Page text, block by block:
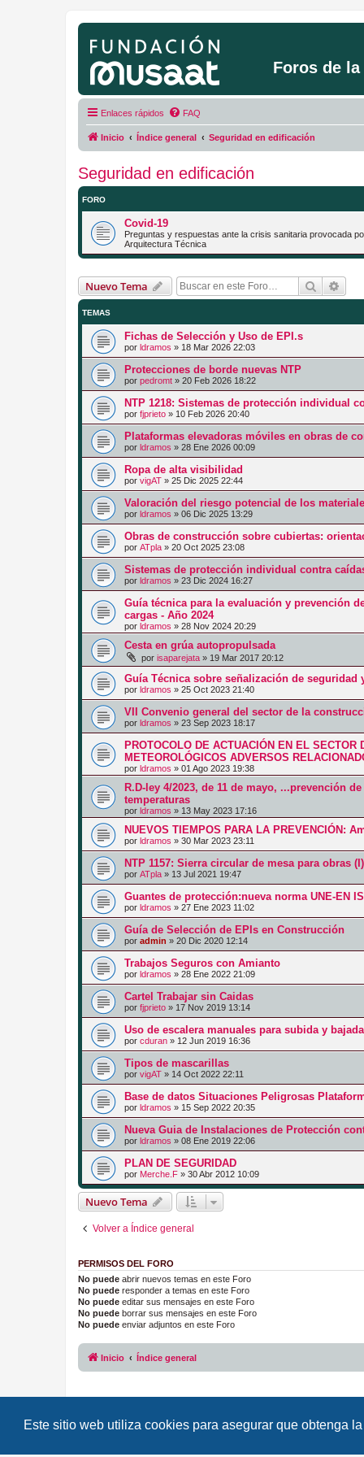
Este sitio web utiliza cookies para asegurar que obtenga
Foros de
Enlaces rápidos FAQ
Inicio Índice general Seguridad en edificación
Seguridad en edificación
FORO
Covid-19
Preguntas y respuestas ante la crisis sanitaria provocada
Arquitectura Técnica
Nuevo Tema Buscar
TEMAS
Fichas de Selección y Uso de EPI.s
por ldramos » 18 Mar 2026 22:03
Protecciones de borde nuevas NTP
por pedromt » 20 Feb 2026 18:22
NTP 1218: Sistemas de protección individual
por fjprieto » 10 Feb 2026 20:40
Plataformas elevadoras móviles en obras de
por ldramos » 28 Ene 2026 00:09
Ropa de alta visibilidad
por vigAT » 25 Dic 2025 22:44
Valoración del riesgo potencial de los
por ldramos » 06 Dic 2025 13:29
Obras de construcción sobre cubiertas:
por ATpla » 20 Oct 2025 23:08
Sistemas de protección individual contra
por ldramos » 23 Dic 2024 16:27
Guía técnica para la evaluación y prevención
cargas - Año 2024
por ldramos » 28 Nov 2024 20:29
Cesta en grúa autopropulsada
por isaparejata » 19 Mar 2017 20:12
Guía Técnica sobre señalización de seguridad
por ldramos » 25 Oct 2023 21:40
VII Convenio general del sector de la
por ldramos » 23 Sep 2023 18:17
PROTOCOLO DE ACTUACIÓN EN EL SECTOR
METEOROLÓGICOS ADVERSOS
por ldramos » 01 Ago 2023 19:38
R.D-ley 4/2023, de 11 de mayo, ...prevención
temperaturas
por ldramos » 13 May 2023 17:16
NUEVOS TIEMPOS PARA LA PREVENCIÓN:
por ldramos » 30 Mar 2023 23:11
NTP 1157: Sierra circular de mesa para obras
por ATpla » 13 Jul 2021 19:47
Guantes de protección:nueva norma UNE-EN
por ldramos » 27 Ene 2023 11:02
Guía de Selección de EPIs en Construcción
por admin » 20 Dic 2020 12:14
Trabajos Seguros con Amianto
por ldramos » 28 Ene 2022 21:09
Cartel Trabajar sin Caidas
por fjprieto » 17 Nov 2019 13:14
Uso de escalera manuales para subida y
por cduran » 12 Jun 2019 16:36
Tipos de mascarillas
por vigAT » 14 Oct 2022 22:11
Base de datos Situaciones Peligrosas
por ldramos » 15 Sep 2022 20:35
Nueva Guia de Instalaciones de Protección
por ldramos » 08 Ene 2019 22:06
PLAN DE SEGURIDAD
por Merche.F » 30 Abr 2012 10:09
Nuevo Tema
Volver a Índice general
PERMISOS DEL FORO
No puede abrir nuevos temas en este Foro
No puede responder a temas en este Foro
No puede editar sus mensajes en este Foro
No puede borrar sus mensajes en este Foro
No puede enviar adjuntos en este Foro
Inicio Índice general